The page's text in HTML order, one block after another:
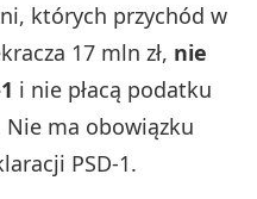
których przychód w
17 mln zł, nie
i nie płacą podatku
Nie ma obowiązku
PSD‑1.